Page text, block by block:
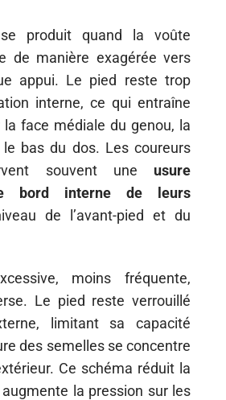
se produit quand la voûte
de manière exagérée vers
appui. Le pied reste trop
interne, ce qui entraîne
face médiale du genou, la
bas du dos. Les coureurs
souvent une usure
bord interne de leurs
de l’avant-pied et du
moins fréquente,
Le pied reste verrouillé
limitant sa capacité
des semelles se concentre
Ce schéma réduit la
la pression sur les